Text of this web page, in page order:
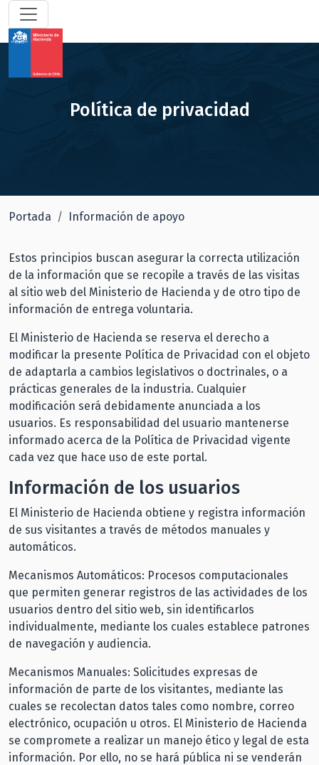
Política de privacidad
Portada Información de apoyo
Estos principios buscan asegurar la correcta utilización
de la información que se recopile a través de las visitas
al sitio web del Ministerio de Hacienda y de otro tipo de
información de entrega voluntaria.
El Ministerio de Hacienda se reserva el derecho a
modificar la presente Política de Privacidad con el objeto
de adaptarla a cambios legislativos o doctrinales, o a
prácticas generales de la industria. Cualquier
modificación será debidamente anunciada a los
usuarios. Es responsabilidad del usuario mantenerse
informado acerca de la Política de Privacidad vigente
cada vez que hace uso de este portal.
Información de los usuarios
El Ministerio de Hacienda obtiene y registra información
de sus visitantes a través de métodos manuales y
automáticos.
Mecanismos Automáticos: Procesos computacionales
que permiten generar registros de las actividades de los
usuarios dentro del sitio web, sin identificarlos
individualmente, mediante los cuales establece patrones
de navegación y audiencia.
Mecanismos Manuales: Solicitudes expresas de
información de parte de los visitantes, mediante las
cuales se recolectan datos tales como nombre, correo
electrónico, ocupación u otros. El Ministerio de Hacienda
se compromete a realizar un manejo ético y legal de esta
información. Por ello, no se hará pública ni se venderán